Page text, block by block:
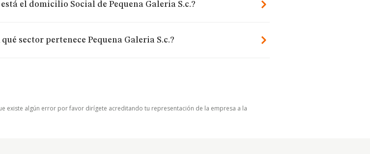
el domicilio Social de Pequena Galeria S.c.?
qué sector pertenece Pequena Galeria S.c.?
existe algún error por favor dirígete acreditando tu representación de la empresa a la